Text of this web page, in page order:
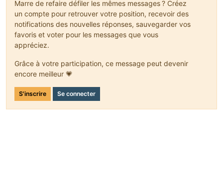
Marre de refaire défiler les mêmes messages ? Créez
un compte pour retrouver votre position, recevoir des
notifications des nouvelles réponses, sauvegarder vos
favoris et voter pour les messages que vous
appréciez.
Grâce à votre participation, ce message peut devenir
encore meilleur 💗
S'inscrire Se connecter